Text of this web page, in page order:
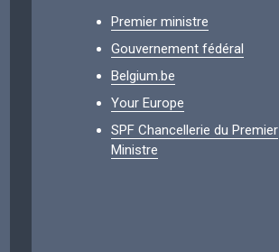
Premier ministre
Gouvernement fédéral
Belgium.be
Your Europe
SPF Chancellerie du Premier
Ministre